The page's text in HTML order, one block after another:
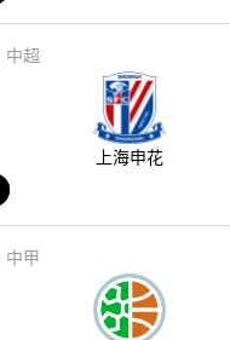
中超
上海申花
中甲